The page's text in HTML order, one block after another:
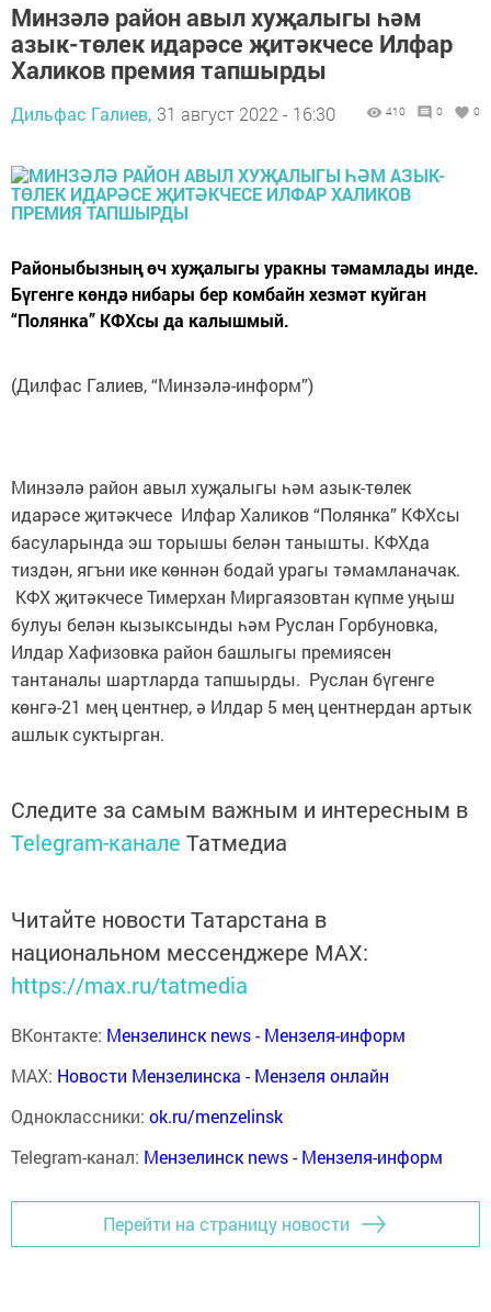
Минзәлә район авыл хуҗалыгы һәм
азык-төлек идарәсе җитәкчесе Илфар
Халиков премия тапшырды
Дильфас Галиев, 31 август 2022 - 16:30 410 0 0
Районыбызның өч хуҗалыгы уракны тәмамлады инде.
Бүгенге көндә нибары бер комбайн хезмәт куйган
“Полянка” КФХсы да калышмый.
(Дилфас Галиев, “Минзәлә-информ”)
Минзәлә район авыл хуҗалыгы һәм азык-төлек
идарәсе җитәкчесе Илфар Халиков “Полянка” КФХсы
басуларында эш торышы белән танышты. КФХда
тиздән, ягъни ике көннән бодай урагы тәмамланачак.
КФХ җитәкчесе Тимерхан Миргаязовтан күпме уңыш
булуы белән кызыксынды һәм Руслан Горбуновка,
Илдар Хафизовка район башлыгы премиясен
тантаналы шартларда тапшырды. Руслан бүгенге
көнгә-21 мең центнер, ә Илдар 5 мең центнердан артык
ашлык суктырган.
Следите за самым важным и интересным в
Telegram-канале Татмедиа
Читайте новости Татарстана в
национальном мессенджере MАХ:
https://max.ru/tatmedia
ВКонтакте: Мензелинск news - Мензеля-информ
MAX: Новости Мензелинска - Мензеля онлайн
Одноклассники: ok.ru/menzelinsk
Telegram-канал: Мензелинск news - Мензеля-информ
Перейти на страницу новости